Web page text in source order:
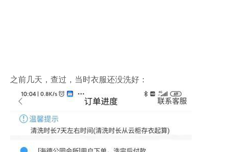
之前几天，查过，当时衣服还没洗好：